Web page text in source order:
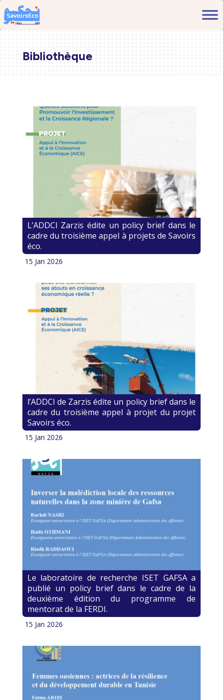
Bibliothèque
L’ADDCI Zarzis édite un policy brief dans le
cadre du troisième appel à projets de Savoirs
éco.
15 Jan 2026
l’ADDCI de Zarzis édite un policy brief dans le
cadre du troisième appel à projet du projet
Savoirs éco.
15 Jan 2026
Le laboratoire de recherche ISET GAFSA a
publié un policy brief dans le cadre de la
deuxième édition du programme de
mentorat de la FERDI.
15 Jan 2026